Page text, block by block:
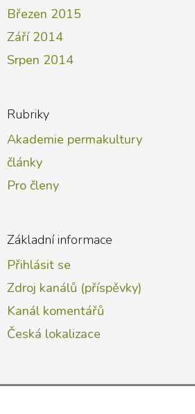
Březen 2015
Září 2014
Srpen 2014
Rubriky
Akademie permakultury
články
Pro členy
Základní informace
Přihlásit se
Zdroj kanálů (příspěvky)
Kanál komentářů
Česká lokalizace